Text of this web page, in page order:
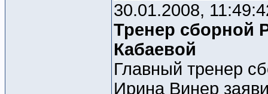
30.01.2008,
Тренер сборной
Кабаевой
Главный тренер
Ирина Винер